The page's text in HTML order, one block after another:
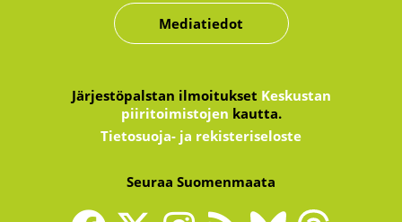
Mediatiedot
Järjestöpalstan ilmoitukset Keskustan
piiritoimistojen kautta.
Tietosuoja- ja rekisteriseloste
Seuraa Suomenmaata